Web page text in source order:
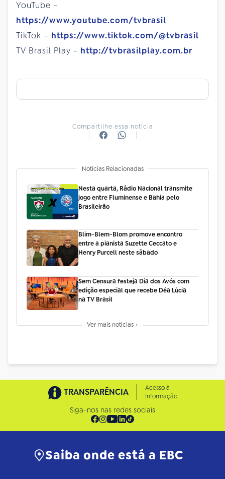
YouTube –
https://www.youtube.com/tvbrasil
TikTok – https://www.tiktok.com/@tvbrasil
TV Brasil Play - http://tvbrasilplay.com.br
Compartilhe essa notícia
Notícias Relacionadas
Nesta quarta, Rádio Nacional transmite
jogo entre Fluminense e Bahia pelo
Brasileirão
Blim-Blem-Blom promove encontro
entre a pianista Suzette Ceccato e
Henry Purcell neste sábado
Sem Censura festeja Dia dos Avós com
edição especial que recebe Déa Lúcia
na TV Brasil
Ver mais notícias +
TRANSPARÊNCIA
Acesso à
Informação
Siga-nos nas redes sociais
Saiba onde está a EBC